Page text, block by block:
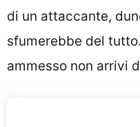
di un attaccante,
sfumerebbe del
ammesso non arrivi